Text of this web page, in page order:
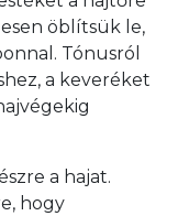
öblítsük le,
Tónusról
a keveréket
a hajat.
hogy